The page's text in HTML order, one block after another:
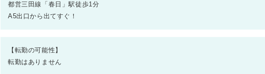
都営三田線「春日」駅徒歩1分
A5出口から出てすぐ！
【転勤の可能性】
転勤はありません